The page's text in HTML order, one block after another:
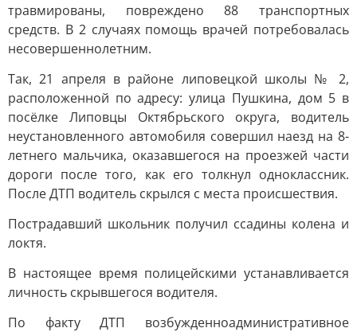
травмированы, повреждено 88 транспортных
средств. В 2 случаях помощь врачей потребовалась
несовершеннолетним.
Так, 21 апреля в районе липовецкой школы № 2,
расположенной по адресу: улица Пушкина, дом 5 в
посёлке Липовцы Октябрьского округа, водитель
неустановленного автомобиля совершил наезд на 8-
летнего мальчика, оказавшегося на проезжей части
дороги после того, как его толкнул одноклассник.
После ДТП водитель скрылся с места происшествия.
Пострадавший школьник получил ссадины колена и
локтя.
В настоящее время полицейскими устанавливается
личность скрывшегося водителя.
По факту ДТП возбужденноадминистративное